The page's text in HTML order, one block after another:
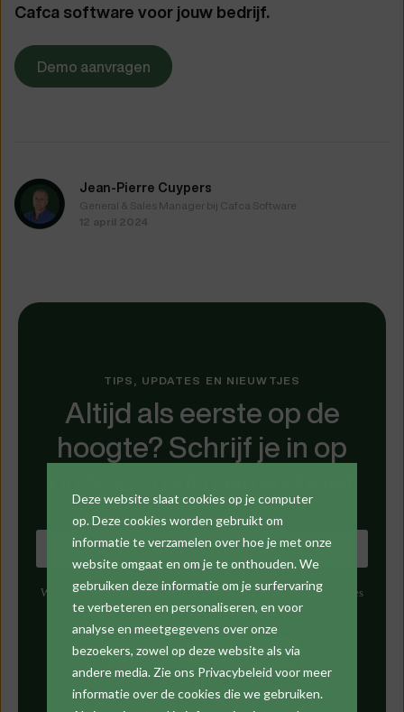
Deze website slaat cookies op je computer
op. Deze cookies worden gebruikt om
informatie te verzamelen over hoe je met onze
website omgaat en om je te onthouden. We
gebruiken deze informatie om je surfervaring
te verbeteren en personaliseren, en voor
analyse en meetgegevens over onze
bezoekers, zowel op deze website als via
andere media. Zie ons Privacybeleid voor meer
informatie over de cookies die we gebruiken.
Cafca software voor jouw bedrijf.
Demo aanvragen
Jean-Pierre Cuypers
General & Sales Manager bij Cafca Software
12 april 2024
TIPS, UPDATES EN NIEUWTJES
Altijd als eerste op de
hoogte? Schrijf je in op
We gaan uiterst zorgvuldig om met je persoonlijke gegevens. Lees
meer in onzeprivacyverklaring .